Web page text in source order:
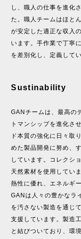
し、職人の仕事を進化
た。職人チームはほと
が安定した適正な収入
います。手作業で丁寧
を差別化し、定義してい
Sustinability
GANチームは、最高の
トマンシップを進化さ
ド本質の強化に日々取
めた製品開発に努め、
しています。コレクシ
天然素材を使用してい
熱性に優れ、エネルギ
GANは人々の豊かなラ
を汚さない製造を通じ
支援しています。製造
と結びついており、環